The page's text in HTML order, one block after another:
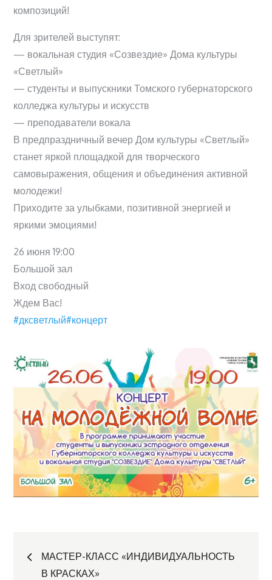
композиций!
Для зрителей выступят:
— вокальная студия «Созвездие» Дома культуры
«Светлый»
— студенты и выпускники Томского губернаторского
колледжа культуры и искусств
— преподаватели вокала
В предпраздничный вечер Дом культуры «Светлый»
станет яркой площадкой для творческого
самовыражения, общения и объединения активной
молодежи!
Приходите за улыбками, позитивной энергией и
яркими эмоциями!
26 июня 19:00
Большой зал
Вход свободный
Ждем Вас!
#дксветлый#концерт
Навигация
МАСТЕР-КЛАСС «ИНДИВИДУАЛЬНОСТЬ
В КРАСКАХ»